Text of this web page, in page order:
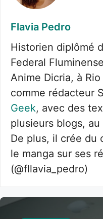
Flavia Pedro
Historien diplômé
Federal
Anime Dicria, à
comme rédacteur
Geek, avec des
plusieurs blogs,
De plus, il crée du
le manga sur ses
(@fllavia_pedro)